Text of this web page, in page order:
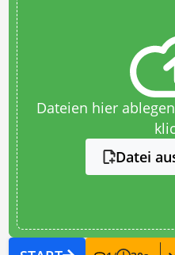
Dateien hier
Datei